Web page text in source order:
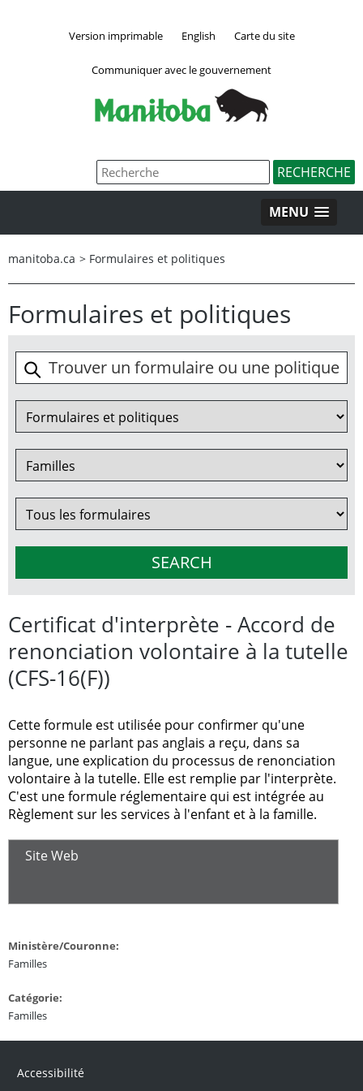
Version imprimable English Carte du site
Communiquer avec le gouvernement
MENU
manitoba.ca > Formulaires et politiques
Formulaires et politiques
Certificat d'interprète - Accord de
renonciation volontaire à la tutelle
(CFS-16(F))
Cette formule est utilisée pour confirmer qu'une
personne ne parlant pas anglais a reçu, dans sa
langue, une explication du processus de renonciation
volontaire à la tutelle. Elle est remplie par l'interprète.
C'est une formule réglementaire qui est intégrée au
Règlement sur les services à l'enfant et à la famille.
Site Web
Ministère/Couronne:
Familles
Catégorie:
Familles
Accessibilité